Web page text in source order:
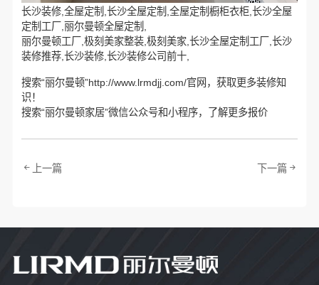
长沙装修,全屋定制,长沙全屋定制,全屋定制橱柜衣柜,长沙全屋
定制工厂,丽尔曼顿全屋定制,
丽尔曼顿工厂,极刻美家整装,极刻美家,长沙全屋定制工厂,长沙
装修推荐,长沙装修,长沙装修公司前十,
搜索“丽尔曼顿”http://www.lrmdjj.com/官网，获取更多装修知
识！
搜索“丽尔曼顿家居”微信公众号和小程序，了解更多报价
上一篇 下一篇